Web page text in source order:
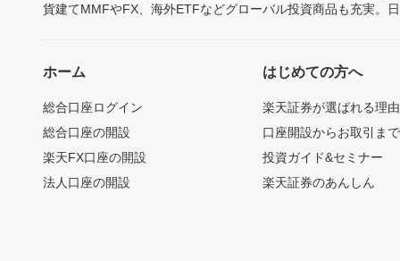
貨建てMMFやFX、海外ETFなどグローバル投資商品も充実。
ホーム
総合口座ログイン
総合口座の開設
楽天FX口座の開設
法人口座の開設
はじめての方へ
楽天証券が選ばれる理由
口座開設からお取引ま
投資ガイド&セミナー
楽天証券のあんしん